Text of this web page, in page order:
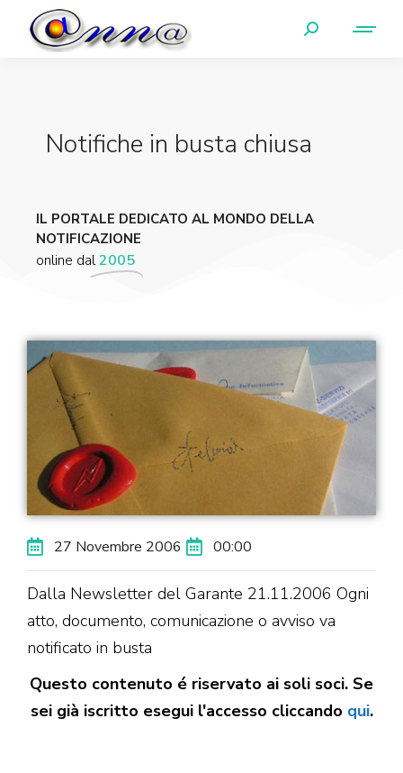
Notifiche in busta chiusa
IL PORTALE DEDICATO AL MONDO DELLA
NOTIFICAZIONE
online dal2005
27 Novembre 2006 00:00
Dalla Newsletter del Garante 21.11.2006 Ogni
atto, documento, comunicazione o avviso va
notificato in busta
Questo contenuto é riservato ai soli soci. Se
sei già iscritto esegui l'accesso cliccando qui.